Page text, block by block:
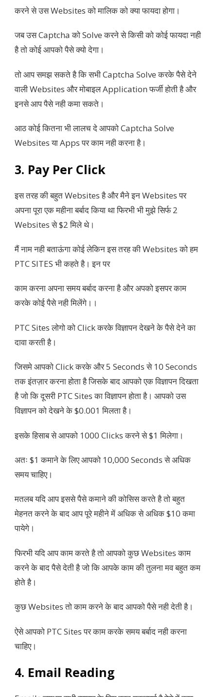
करने से उस Websites को मालिक को क्या फायदा होगा।
जब उस Captcha को Solve करने से किसी को कोई फायदा नही
है तो कोई आपको पैसे क्यो देगा।
तो आप समझ सकते है कि सभी Captcha Solve करके पैसे देने
वाली Websites और मोबाइल Application फर्जी होती है और
इनसे आप पैसे नही कमा सकते।
आठ कोई कितना भी लालच दे आपको Captcha Solve
Websites या Apps पर काम नही करना है।
3. Pay Per Click
इस तरह की बहुत Websites है और मैने इन Websites पर
अपना पूरा एक महीना बर्बाद किया था फिरभी भी मुझे सिर्फ 2
Websites से $2 मिले थे।
मैं नाम नही बताऊंगा कोई लेकिन इस तरह की Websites को हम
PTC SITES भी कहते है। इन पर
काम करना अपना समय बर्बाद करना है और अपको इसपर काम
करके कोई पैसे नही मिलेंगे।।
PTC Sites लोगो को Click करके विज्ञापन देखने के पैसे देने का
दावा करती है।
जिसमे आपको Click करके और 5 Seconds से 10 Seconds
तक इंतज़ार करना होता है जिसके बाद आपको एक विज्ञापन दिखता
है जो कि दूसरी PTC Sites का विज्ञापन होता है। आपको उस
विज्ञापन को देखने के $0.001 मिलता है।
इसके हिसाब से आपको 1000 Clicks करने से $1 मिलेगा।
अतः $1 कमाने के लिए आपको 10,000 Seconds से अधिक
समय चाहिए।
मतलब यदि आप इससे पैसे कमाने की कोसिस करते है तो बहुत
मेहनत करने के बाद आप पूरे महीने में अधिक से अधिक $10 कमा
पायेगे।
फिरभी यदि आप काम करते है तो आपको कुछ Websites काम
करने के बाद पैसे देती है जो कि आपके काम की तुलना मव बहुत कम
होते है।
कुछ Websites तो काम करने के बाद आपको पैसे नही देती है।
ऐसे आपको PTC Sites पर काम करके समय बर्बाद नही करना
चाहिए।
4. Email Reading